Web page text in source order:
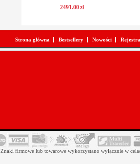
2491.00zł
Strona główna Bestsellery Nowości
Znaki firmowe lub towarowe wykorzystano wyłącznie w